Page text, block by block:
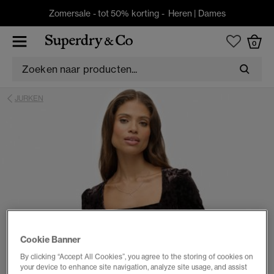
Zomersale - tot 50% korting - Heren | Dames
0
JURKEN
Cookie Banner
By clicking “Accept All Cookies”, you agree to the storing of cookies on
your device to enhance site navigation, analyze site usage, and assist